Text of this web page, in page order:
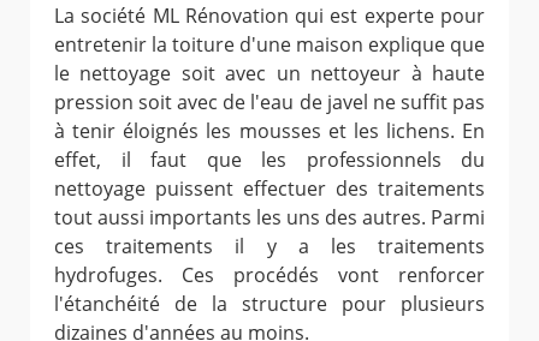
La société ML Rénovation qui est experte pour
entretenir la toiture d'une maison explique que
le nettoyage soit avec un nettoyeur à haute
pression soit avec de l'eau de javel ne suffit pas
à tenir éloignés les mousses et les lichens. En
effet, il faut que les professionnels du
nettoyage puissent effectuer des traitements
tout aussi importants les uns des autres. Parmi
ces traitements il y a les traitements
hydrofuges. Ces procédés vont renforcer
l'étanchéité de la structure pour plusieurs
dizaines d'années au moins.